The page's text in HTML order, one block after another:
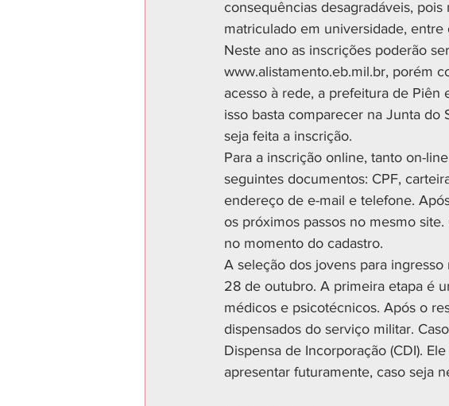
consequências desagradáveis,
matriculado em universidade, entre
Neste ano as inscrições poderão
www.alistamento.eb.mil.br, porém
acesso à rede, a prefeitura de Piên
isso basta comparecer na Junta do
seja feita a inscrição.
Para a inscrição online, tanto on-
seguintes documentos: CPF,
endereço de e-mail e telefone.
os próximos passos no mesmo
no momento do cadastro.
A seleção dos jovens para
28 de outubro. A primeira etapa é
médicos e psicotécnicos. Após o
dispensados do serviço militar.
Dispensa de Incorporação (CDI).
apresentar futuramente, caso seja